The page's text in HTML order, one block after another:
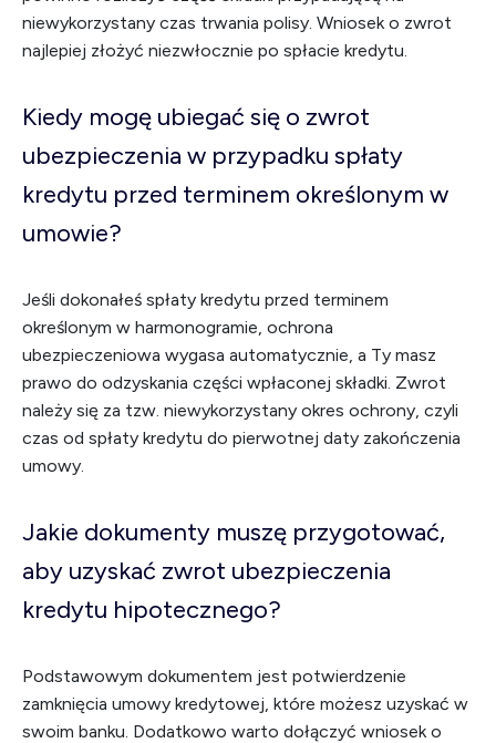
niewykorzystany czas trwania polisy. Wniosek o zwrot
najlepiej złożyć niezwłocznie po spłacie kredytu.
Kiedy mogę ubiegać się o zwrot
ubezpieczenia w przypadku spłaty
kredytu przed terminem określonym w
umowie?
Jeśli dokonałeś spłaty kredytu przed terminem
określonym w harmonogramie, ochrona
ubezpieczeniowa wygasa automatycznie, a Ty masz
prawo do odzyskania części wpłaconej składki. Zwrot
należy się za tzw. niewykorzystany okres ochrony, czyli
czas od spłaty kredytu do pierwotnej daty zakończenia
umowy.
Jakie dokumenty muszę przygotować,
aby uzyskać zwrot ubezpieczenia
kredytu hipotecznego?
Podstawowym dokumentem jest potwierdzenie
zamknięcia umowy kredytowej, które możesz uzyskać w
swoim banku. Dodatkowo warto dołączyć wniosek o